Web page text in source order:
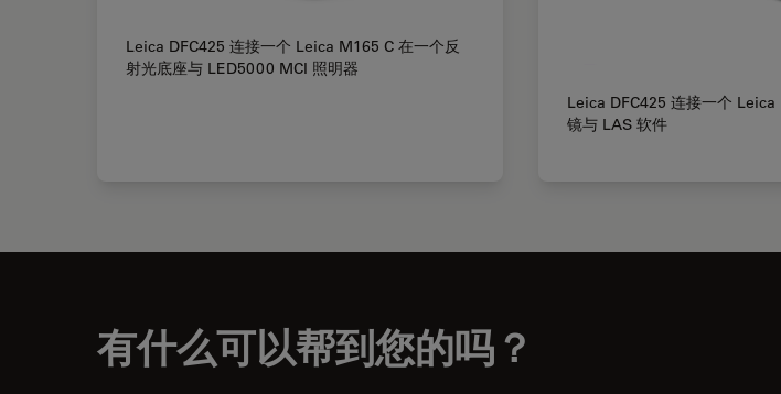
Leica DFC425 连接一个 Leica M165 C 在一个反
射光底座与 LED5000 MCI 照明器
Leica DFC425 连接一个
镜与 LAS 软件
有什么可以帮到您的吗？